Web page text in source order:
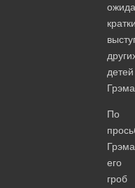
детей
По
Грэма
его
гроб